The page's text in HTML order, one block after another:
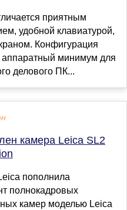
приятным
удобной клавиатурой,
Конфигурация
минимум для
делового ПК...
камера Leica SL2
пополнила
полнокадровых
камер моделью Leica